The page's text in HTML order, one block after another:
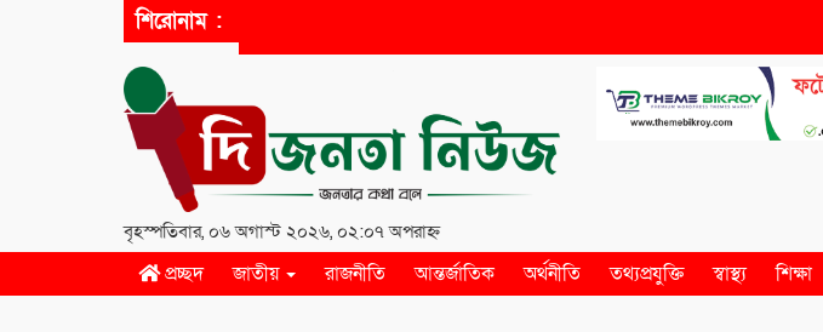
শিরোনাম :
বৃহস্পতিবার, ০৬ অগাস্ট ২০২৬, ০২:০৭ অপরাহ্ন
প্রচ্ছদ জাতীয় রাজনীতি আন্তর্জাতিক অর্থনীতি তথ্যপ্রযুক্তি স্বাস্থ্য শিক্ষা